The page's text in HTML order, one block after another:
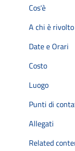
Cos'è
A chi è rivolto
Date e Orari
Costo
Luogo
Punti di
Allegati
Related